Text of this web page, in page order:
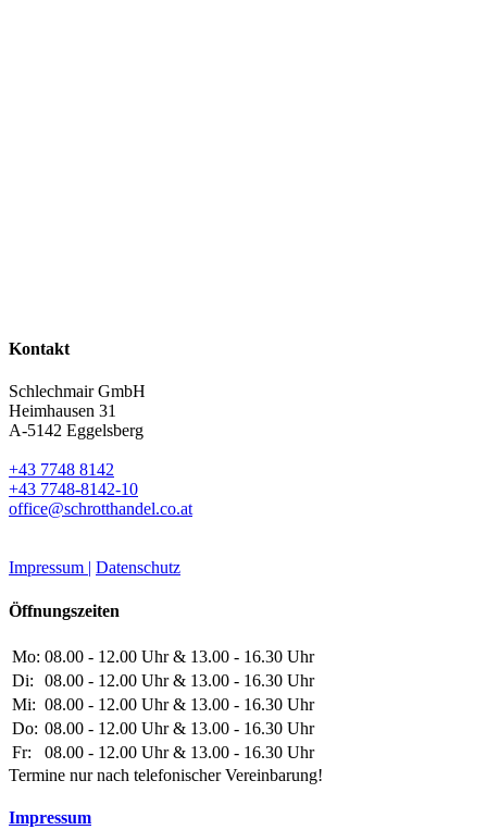
Kontakt
Schlechmair GmbH
Heimhausen 31
A-5142 Eggelsberg
+43 7748 8142
+43 7748-8142-10
office@schrotthandel.co.at
Impressum | Datenschutz
Öffnungszeiten
Mo: 08.00 - 12.00 Uhr & 13.00 - 16.30 Uhr
Di:
08.00 - 12.00 Uhr & 13.00 - 16.30 Uhr
Mi: 08.00 - 12.00 Uhr & 13.00 - 16.30 Uhr
Do: 08.00 - 12.00 Uhr & 13.00 - 16.30 Uhr
Fr:
08.00 - 12.00 Uhr & 13.00 - 16.30 Uhr
Termine nur nach telefonischer Vereinbarung!
Impressum